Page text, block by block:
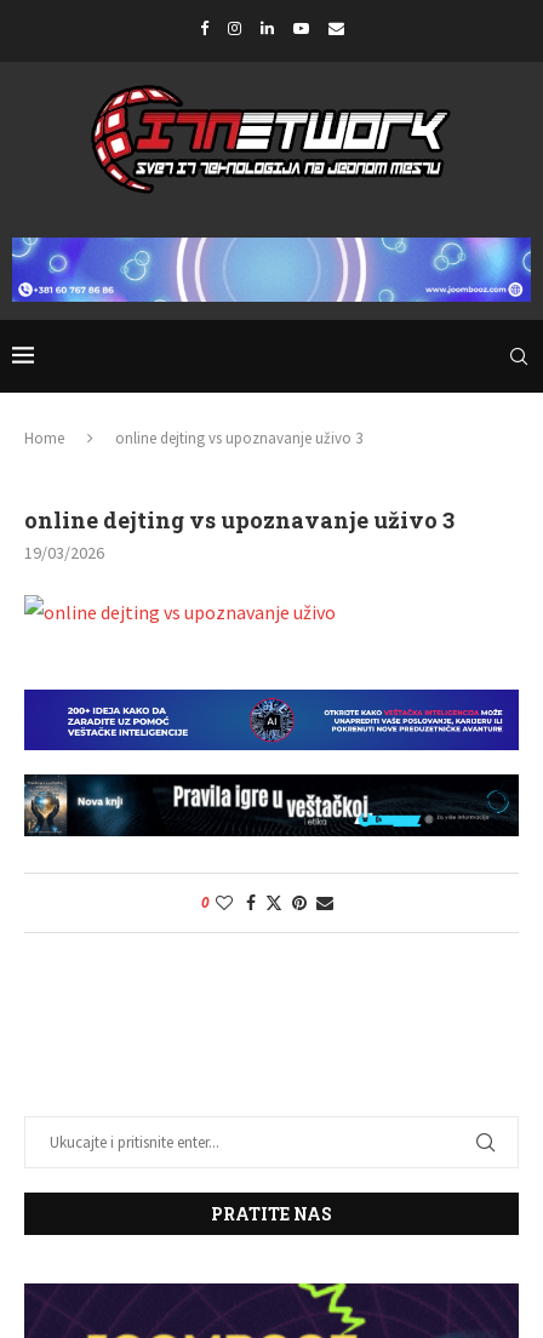
Home online dejting vs upoznavanje uživo 3
online dejting vs upoznavanje uživo 3
19/03/2026
0
PRATITE NAS